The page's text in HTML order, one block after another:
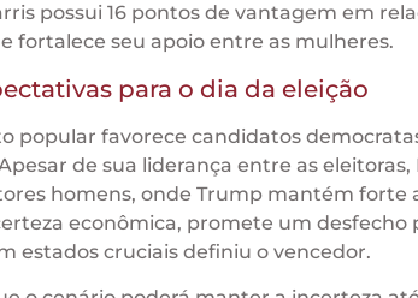
possui 16 pontos de vantagem em
fortalece seu apoio entre as mulheres.
para o dia da eleição
popular favorece candidatos
de sua liderança entre as
homens, onde Trump mantém forte
econômica, promete um desfecho
estados cruciais definiu o vencedor.